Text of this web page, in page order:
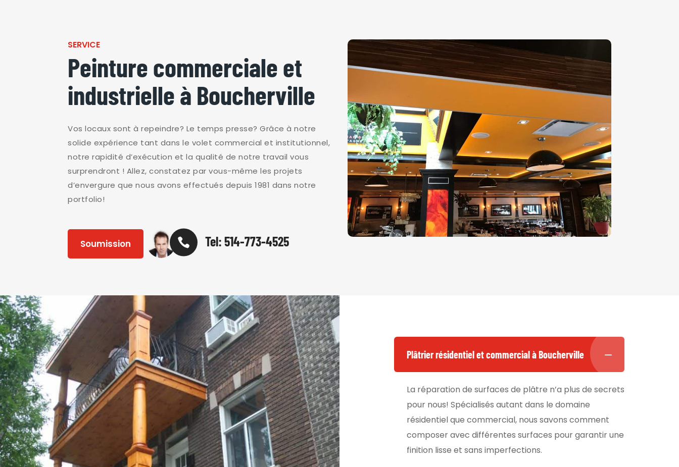
SERVICE
Peinture commerciale et
industrielle à Boucherville
Vos locaux sont à repeindre? Le temps presse? Grâce à notre
solide expérience tant dans le volet commercial et institutionnel,
notre rapidité d’exécution et la qualité de notre travail vous
surprendront ! Allez, constatez par vous-même les projets
d’envergure que nous avons effectués depuis 1981 dans notre
portfolio!
Soumission  Tel: 514-773-4525
Plâtrier résidentiel et commercial à Boucherville
La réparation de surfaces de plâtre n’a plus de secrets
pour nous! Spécialisés autant dans le domaine
résidentiel que commercial, nous savons comment
composer avec différentes surfaces pour garantir une
finition lisse et sans imperfections.